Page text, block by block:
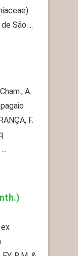
São ...
A.
F.